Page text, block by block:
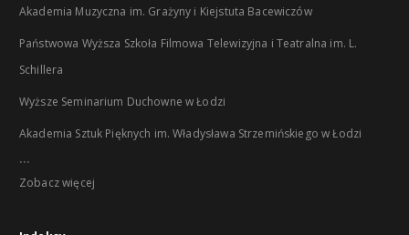
Akademia Muzyczna im. Grażyny i Kiejstuta Bacewiczów
Państwowa Wyższa Szkoła Filmowa Telewizyjna i Teatralna im. L.
Schillera
Wyższe Seminarium Duchowne w Łodzi
Akademia Sztuk Pięknych im. Władysława Strzemińskiego w Łodzi
...
Zobacz więcej